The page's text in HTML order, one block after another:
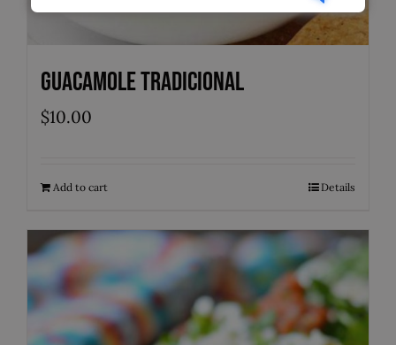
Guacamole Tradicional
$10.00
Add to cart Details